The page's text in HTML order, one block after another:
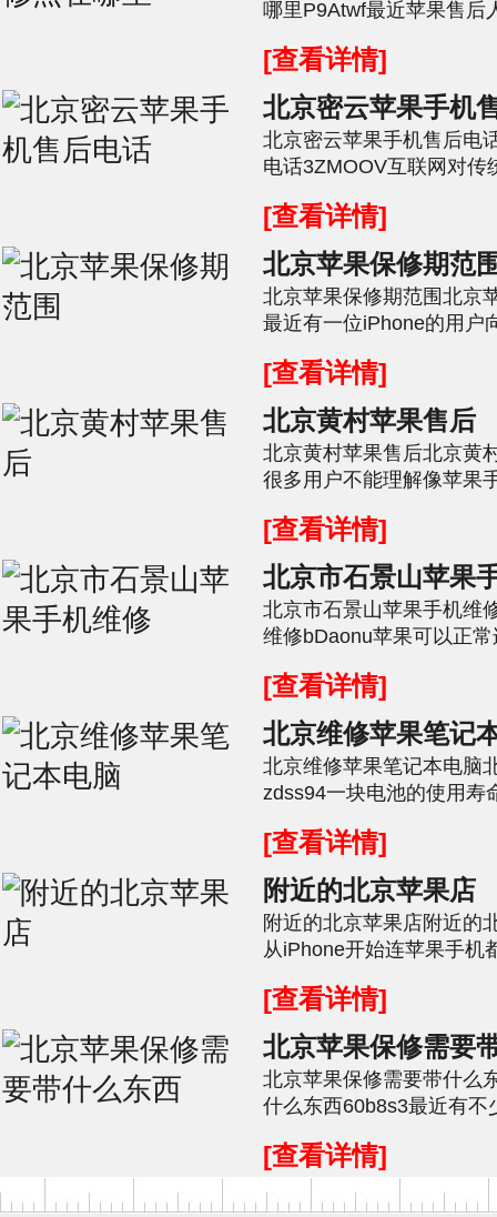
哪里P9Atwf最近苹果售后
[查看详情]
北京密云苹果手机
北京密云苹果手机售后电
电话3ZMOOV互联网对传
[查看详情]
北京苹果保修期范
北京苹果保修期范围北京
最近有一位iPhone的用户
[查看详情]
北京黄村苹果售后
北京黄村苹果售后北京黄
很多用户不能理解像苹果
[查看详情]
北京市石景山苹果
北京市石景山苹果手机维
维修bDaonu苹果可以正
[查看详情]
北京维修苹果笔记
北京维修苹果笔记本电脑
zdss94一块电池的使用寿
[查看详情]
附近的北京苹果店
附近的北京苹果店附近的
从iPhone开始连苹果手机
[查看详情]
北京苹果保修需要
北京苹果保修需要带什么
什么东西60b8s3最近有不
[查看详情]